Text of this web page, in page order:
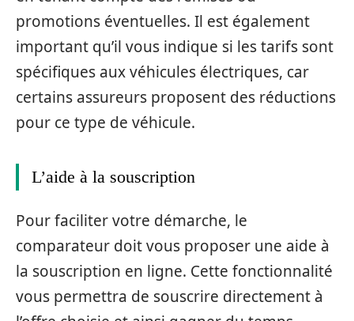
promotions éventuelles. Il est également
important qu’il vous indique si les tarifs sont
spécifiques aux véhicules électriques, car
certains assureurs proposent des réductions
pour ce type de véhicule.
L’aide à la souscription
Pour faciliter votre démarche, le
comparateur doit vous proposer une aide à
la souscription en ligne. Cette fonctionnalité
vous permettra de souscrire directement à